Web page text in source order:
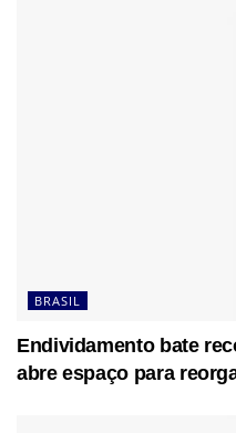
BRASIL
Endividamento bate
abre espaço para